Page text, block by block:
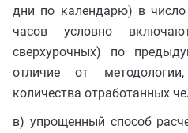
дни по календарю) в число
часов условно
сверхурочных) по
отличие от
количества отработанных
в) упрощенный способ